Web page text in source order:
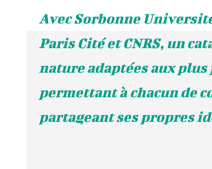
Avec Sorbonne
Paris Cité et CNRS, un
nature adaptées aux plus
permettant à chacun de
partageant ses propres